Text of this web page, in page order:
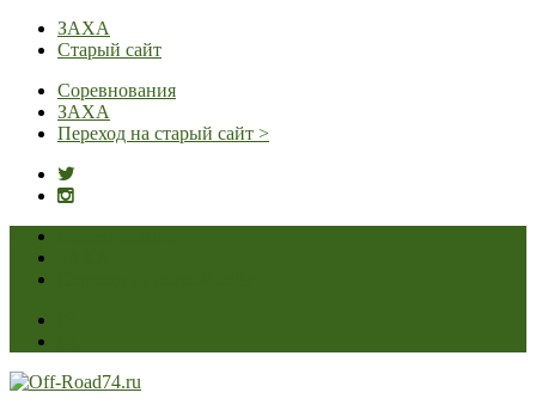
ЗАХА
Старый сайт
Соревнования
ЗАХА
Переход на старый сайт >